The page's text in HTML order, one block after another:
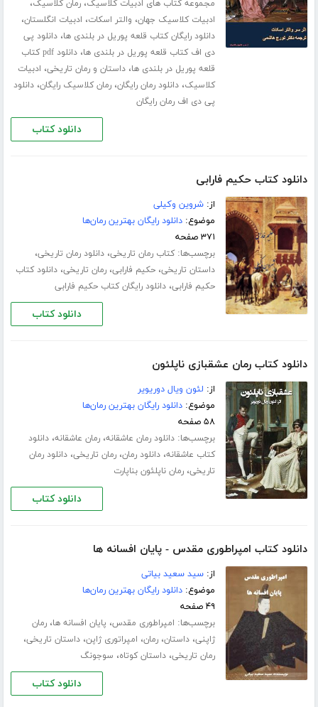
مجموعه کتاب های ادبیات کلاسیک،رمان کلاسیک،
ادبیات کلاسیک جهان، والتر اسکات، ادبیات انگلستان،
دانلود رایگان کتاب قلعه پوریل در بلندی ها،دانلود پی
دی اف کتاب قلعه پوریل در بلندی ها،
دانلود pdf کتاب
قلعه پوریل در بلندی ها،داستان و رمان تاریخی، ادبیات
کلاسیک،دانلود رمان رایگان،رمان کلاسیک رایگان،دانلود
پی دی اف رمان رایگان
دانلود کتاب
دانلود کتاب حکیم فارابی
از:شروین وکیلی
موضوع:دانلود رایگان بهترین رمان‌ها
۳۷۱ صفحه
برچسب‌ها:کتاب رمان تاریخی،دانلود رمان تاریخی،
داستان تاریخی،حکیم فارابی،رمان تاریخی،دانلود کتاب
حکیم فارابی،دانلود رایگان کتاب حکیم فارابی
دانلود کتاب
دانلود کتاب رمان عشقبازی ناپلئون
از: لئون ویال دوریویر
موضوع:دانلود رایگان بهترین رمان‌ها
۵۸ صفحه
برچسب‌ها:دانلود رمان عاشقانه،رمان عاشقانه،دانلود
کتاب عاشقانه،دانلود رمان،رمان تاریخی،دانلود رمان
تاریخی،رمان ناپلئون بناپارت
دانلود کتاب
دانلود کتاب امپراطوری مقدس - پایان افسانه ها
از:سید سعید بیاتی
موضوع:دانلود رایگان بهترین رمان‌ها
۴۹ صفحه
برچسب‌ها: امپراطوری مقدس، پایان افسانه ها،رمان
ژاپنی،داستان،رمان، امپراتوری ژاپن،داستان تاریخی،
رمان تاریخی،داستان کوتاه، سوجونگ
دانلود کتاب